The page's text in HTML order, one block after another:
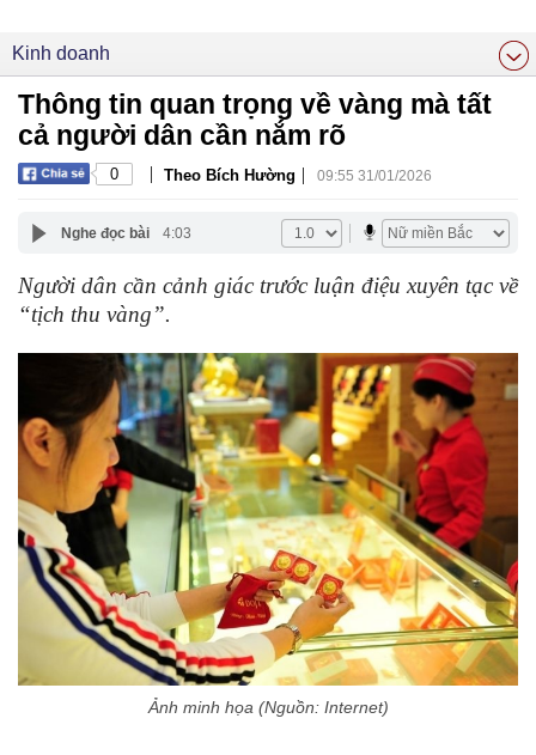
Kinh doanh
Thông tin quan trọng về vàng mà tất
cả người dân cần nắm rõ
0 | Theo Bích Hường | 09:55 31/01/2026
Nghe đọc bài 4:03
Người dân cần cảnh giác trước luận điệu xuyên tạc về
“tịch thu vàng”.
Ảnh minh họa (Nguồn: Internet)